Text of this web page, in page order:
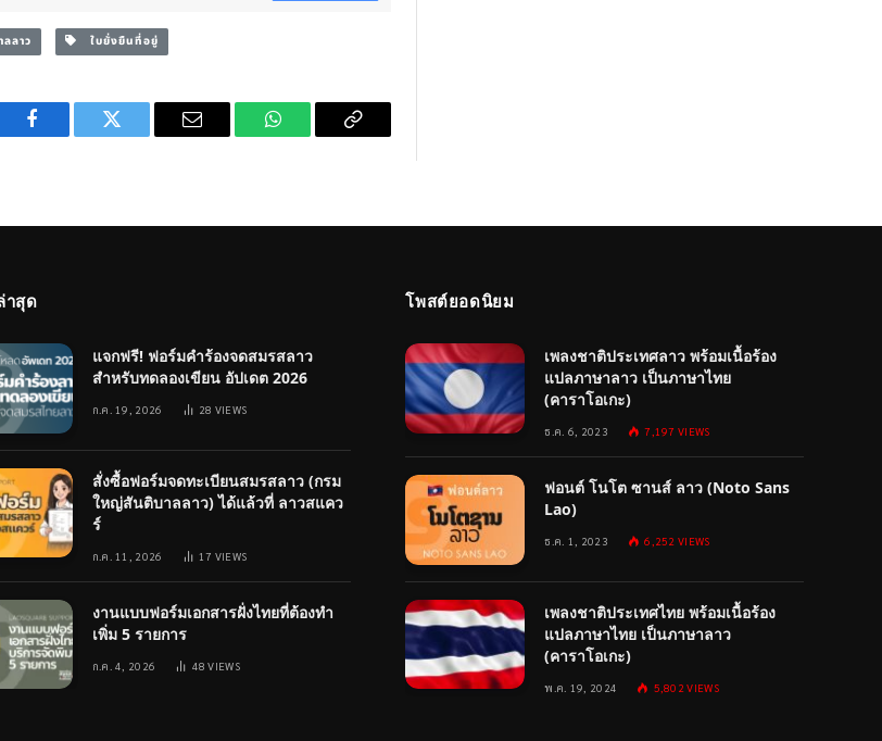
ลาว ใบยั่งยืนที่อยู่
Facebook Twitter Email WhatsAppCopy
าสุด
แจกฟรี! ฟอร์มคำร้องจดสมรสลาว
สำหรับทดลองเขียน อัปเดต 2026
ก.ค. 19, 2026 28 VIEWS
สั่งซื้อฟอร์มจดทะเบียนสมรสลาว (กรม
ใหญ่สันติบาลลาว) ได้แล้วที่ ลาวสแคว
ร์
ก.ค. 11, 2026 17 VIEWS
งานแบบฟอร์มเอกสารฝั่งไทยที่ต้องทำ
เพิ่ม 5 รายการ
ก.ค. 4, 2026 48VIEWS
โพสต์ยอดนิยม
เพลงชาติประเทศลาว พร้อมเนื้อร้อง
แปลภาษาลาว เป็นภาษาไทย
(คาราโอเกะ)
ธ.ค. 6, 2023 7,197VIEWS
ฟอนต์ โนโต ซานส์ ลาว (Noto Sans
Lao)
ธ.ค. 1, 2023 6,252VIEWS
เพลงชาติประเทศไทย พร้อมเนื้อร้อง
แปลภาษาไทย เป็นภาษาลาว
(คาราโอเกะ)
พ.ค. 19, 2024 5,802VIEWS